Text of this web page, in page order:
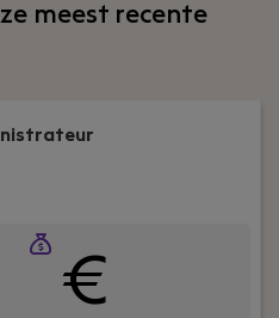
meest recente
€